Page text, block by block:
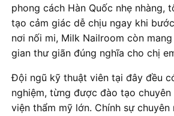
phong cách Hàn Quốc nhẹ nhàng,
tạo cảm giác dễ chịu ngay khi
nơi nối mi, Milk Nailroom còn
gian thư giãn đúng nghĩa cho chị
Đội ngũ kỹ thuật viên tại đây đều
nghiệm, từng được đào tạo
viện thẩm mỹ lớn. Chính sự chuyên